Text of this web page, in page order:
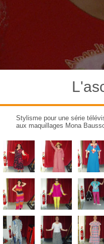
Stylisme pour une série
aux maquillages Mona